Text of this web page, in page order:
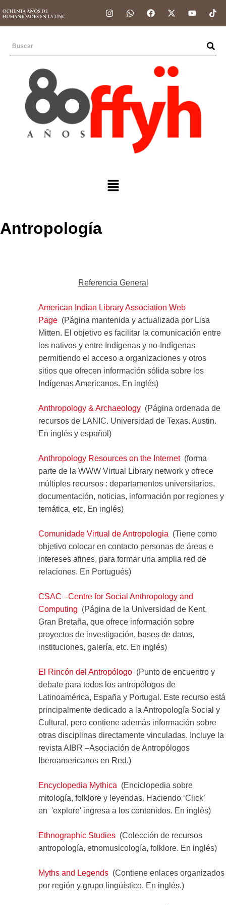
Antropología
Referencia General
American Indian Library Association Web
Page(Página mantenida y actualizada por Lisa
Mitten. El objetivo es facilitar la comunicación entre
los nativos y entre Indígenas y no-Indígenas
permitiendo el acceso a organizaciones y otros
sitios que ofrecen información sólida sobre los
Indígenas Americanos. En inglés)
Anthropology & Archaeology(Página ordenada de
recursos de LANIC. Universidad de Texas. Austin.
En inglés y español)
Anthropology Resources on the Internet(forma
parte de la WWW Virtual Library network y ofrece
múltiples recursos : departamentos universitarios,
documentación, noticias, información por regiones y
temática, etc. En inglés)
Comunidade Virtual de Antropologia (Tiene como
objetivo colocar en contacto personas de áreas e
intereses afines, para formar una amplia red de
relaciones. En Portugués)
CSAC –Centre for Social Anthropology and
Computing (Página de la Universidad de Kent,
Gran Bretaña, que ofrece información sobre
proyectos de investigación, bases de datos,
instituciones, galería, etc. En inglés)
El Rincón del Antropólogo(Punto de encuentro y
debate para todos los antropólogos de
Latinoamérica, España y Portugal. Este recurso está
principalmente dedicado a la Antropología Social y
Cultural, pero contiene además información sobre
otras disciplinas directamente vinculadas. Incluye la
revista AIBR –Asociación de Antropólogos
Iberoamericanos en Red.)
Encyclopedia Mythica (Enciclopedia sobre
mitología, folklore y leyendas. Haciendo ‘Click’
en 'explore' ingresa a los contenidos. En inglés)
Ethnographic Studies(Colección de recursos
antropología, etnomusicología, folklore. En inglés)
Myths and Legends(Contiene enlaces organizados
por región y grupo lingüístico. En inglés.)